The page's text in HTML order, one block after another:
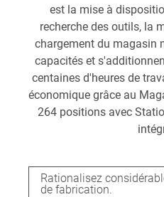
est la mise à
recherche des outils, la
chargement du magasin
capacités et
centaines d'heures de
économique grâce au
264 positions avec
Rationalisez
de fabrication.